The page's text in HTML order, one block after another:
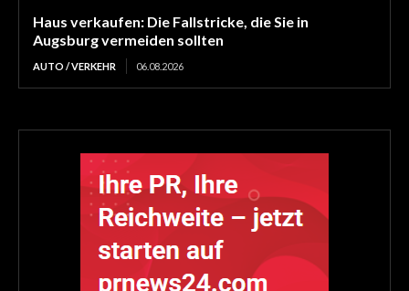
Haus verkaufen: Die Fallstricke, die Sie in
Augsburg vermeiden sollten
AUTO / VERKEHR 06.08.2026